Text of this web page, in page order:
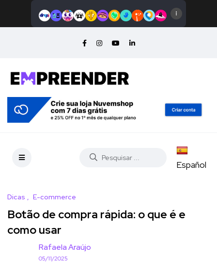
Español
Dicas E-commerce
Botão de compra rápida: o que é e
como usar
Rafaela Araújo
05/11/2025